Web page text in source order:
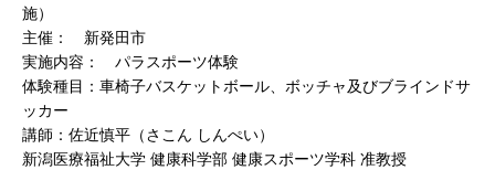
施）
主催： 新発田市
実施内容： パラスポーツ体験
体験種目：車椅子バスケットボール、ボッチャ及びブラインドサ
ッカー
講師：佐近慎平（さこん しんぺい）
新潟医療福祉大学 健康科学部 健康スポーツ学科 准教授